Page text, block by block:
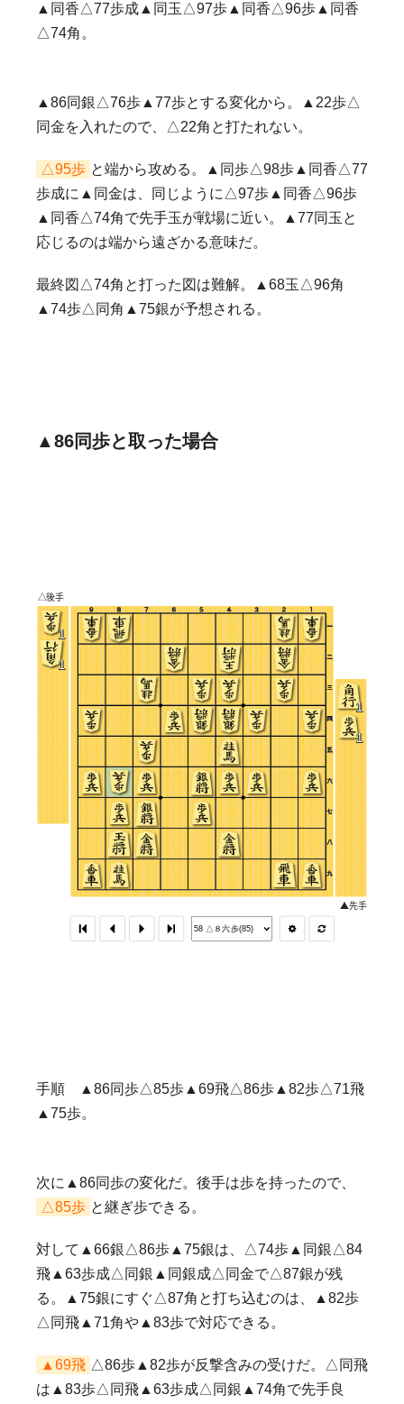
▲同香△77歩成▲同玉△97歩▲同香△96歩▲同香
△74角。
▲86同銀△76歩▲77歩とする変化から。▲22歩△
同金を入れたので、△22角と打たれない。
△95歩 と端から攻める。▲同歩△98歩▲同香△77
歩成に▲同金は、同じように△97歩▲同香△96歩
▲同香△74角で先手玉が戦場に近い。▲77同玉と
応じるのは端から遠ざかる意味だ。
最終図△74角と打った図は難解。▲68玉△96角
▲74歩△同角▲75銀が予想される。
▲86同歩と取った場合
手順 ▲86同歩△85歩▲69飛△86歩▲82歩△71飛
▲75歩。
次に▲86同歩の変化だ。後手は歩を持ったので、
△85歩 と継ぎ歩できる。
対して▲66銀△86歩▲75銀は、△74歩▲同銀△84
飛▲63歩成△同銀▲同銀成△同金で△87銀が残
る。▲75銀にすぐ△87角と打ち込むのは、▲82歩
△同飛▲71角や▲83歩で対応できる。
▲69飛 △86歩▲82歩が反撃含みの受けだ。△同飛
は▲83歩△同飛▲63歩成△同銀▲74角で先手良